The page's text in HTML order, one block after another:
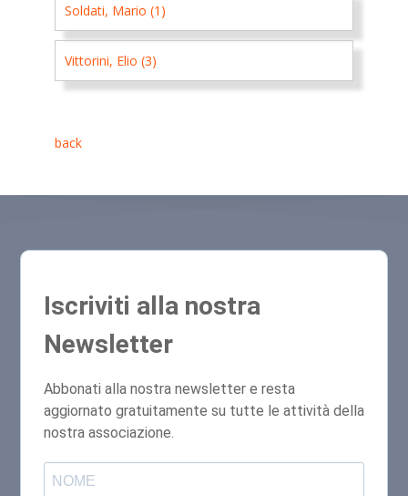
Soldati, Mario (1)
Vittorini, Elio (3)
back
Iscriviti alla nostra
Newsletter
Abbonati alla nostra newsletter e resta
aggiornato gratuitamente su tutte le attività della
nostra associazione.